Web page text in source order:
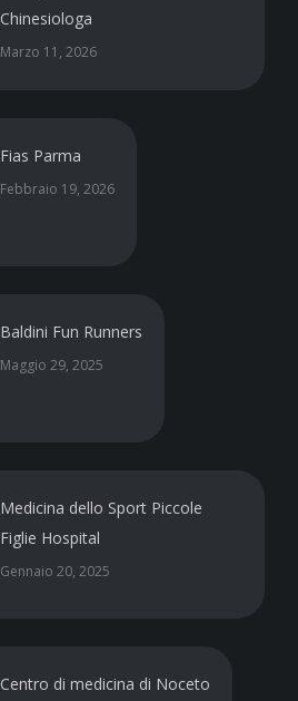
Chinesiologa
Marzo 11, 2026
Fias Parma
Febbraio 19, 2026
Baldini Fun Runners
Maggio 29, 2025
Medicina dello Sport Piccole
Figlie Hospital
Gennaio 20, 2025
Centro di medicina di Noceto